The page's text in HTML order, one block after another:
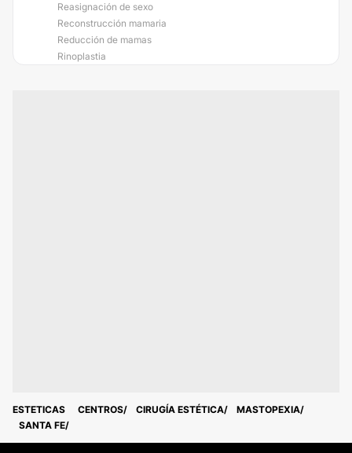
Reasignación de sexo
Reconstrucción mamaria
Reducción de mamas
Rinoplastia
ESTETICAS CENTROS CIRUGÍA ESTÉTICA
MASTOPEXIA
SANTA FE